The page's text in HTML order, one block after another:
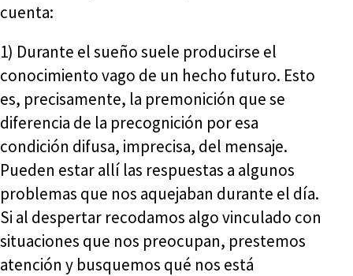
cuenta:
1) Durante el sueño suele producirse el
conocimiento vago de un hecho futuro. Esto
es, precisamente, la premonición que se
diferencia de la precognición por esa
condición difusa, imprecisa, del mensaje.
Pueden estar allí las respuestas a algunos
problemas que nos aquejaban durante el día.
Si al despertar recodamos algo vinculado con
situaciones que nos preocupan, prestemos
atención y busquemos qué nos está